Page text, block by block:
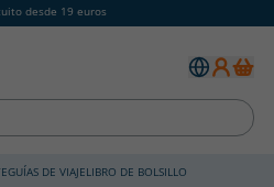
desde 19 euros
GUÍAS DE VIAJELIBRO DE BOLSILLO